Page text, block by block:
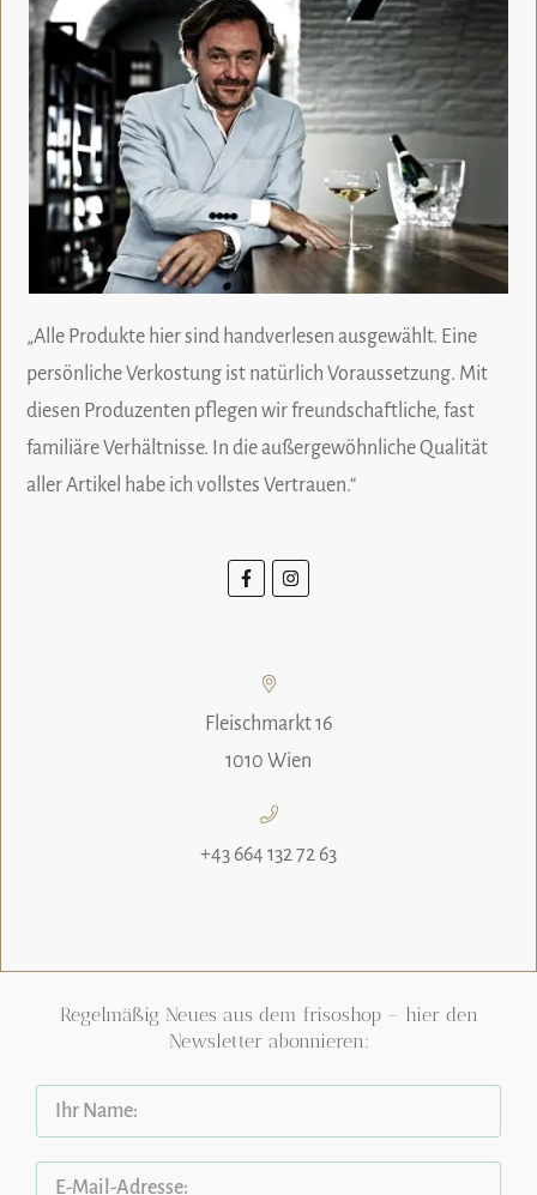
„Alle Produkte hier sind handverlesen ausgewählt. Eine
persönliche Verkostung ist natürlich Voraussetzung. Mit
diesen Produzenten pflegen wir freundschaftliche, fast
familiäre Verhältnisse. In die außergewöhnliche Qualität
aller Artikel habe ich vollstes Vertrauen.“
Fleischmarkt 16
1010 Wien
+43 664 132 72 63
Regelmäßig Neues aus dem frisoshop – hier den
Newsletter abonnieren: